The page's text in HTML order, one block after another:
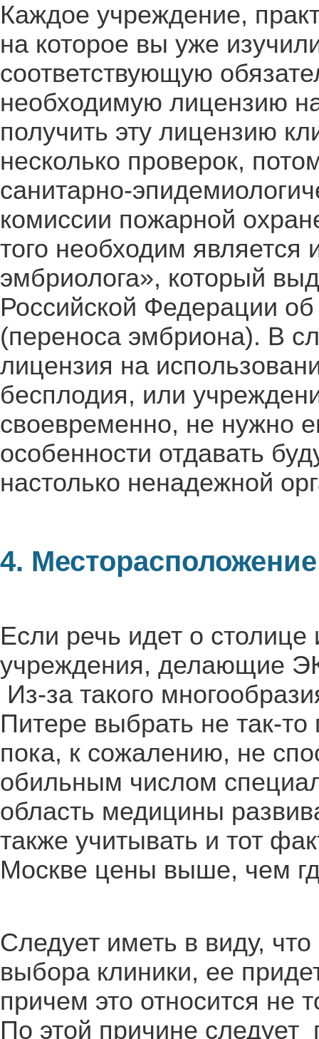
Каждое учреждение,
на которое вы уже
соответствующую
необходимую лицензию
получить эту лицензию
несколько проверок,
санитарно-
комиссии пожарной
того необходим является
эмбриолога», который
Российской Федерации
(переноса эмбриона). В
лицензия на
бесплодия, или
своевременно, не нужно
особенности отдавать
настолько ненадежной
4.
Если речь идет о столице
учреждения, делающие
Из-за такого
Питере выбрать не так-
пока, к сожалению, не
обильным числом
область медицины
также учитывать и тот
Москве цены выше, чем
Следует иметь в виду,
выбора клиники, ее
причем это относится не
По этой причине